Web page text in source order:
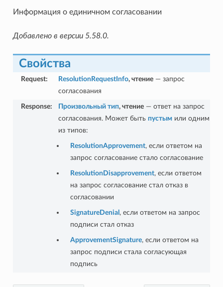
Информация о единичном согласовании
Добавлено в версии 5.58.0.
Свойства
Request: ResolutionRequestInfo, чтение— запрос
согласования
Response: Произвольный тип, чтение— ответ на запрос
согласования. Может быть пустымили одним
из типов:
ResolutionApprovement, если ответом на
запрос согласование стало согласование
ResolutionDisapprovement, если ответом
на запрос согласование стал отказ в
согласовании
SignatureDenial , если ответом на запрос
подписи стал отказ
ApprovementSignature, если ответом на
запрос подписи стала согласующая
подпись